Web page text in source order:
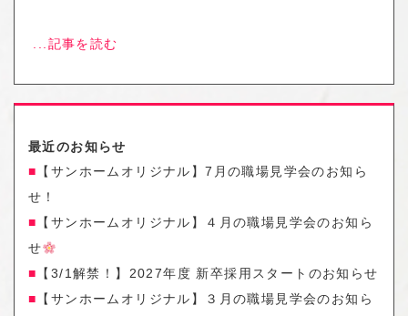
...記事を読む
最近のお知らせ
【サンホームオリジナル】7月の職場見学会のお知ら
せ！
【サンホームオリジナル】４月の職場見学会のお知ら
せ
【3/1解禁！】2027年度 新卒採用スタートのお知らせ
【サンホームオリジナル】３月の職場見学会のお知ら